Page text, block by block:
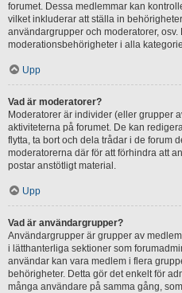
forumet. Dessa medlemmar kan
vilket inkluderar att ställa in
användargrupper och moderatorer,
moderationsbehörigheter i alla
Upp
Vad är moderatorer?
Moderatorer är individer (eller grupper
aktiviteterna på forumet. De kan
flytta, ta bort och dela trådar i de forum
moderatorerna där för att förhindra att
postar anstötligt material.
Upp
Vad är användargrupper?
Användargrupper är grupper av
i lätthanterliga sektioner som
användar kan vara medlem i flera
behörigheter. Detta gör det enkelt för
många användare på samma gång,